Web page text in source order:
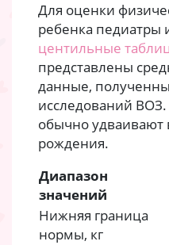
Для оценки
ребенка педиатры
центильные
представлены
данные,
исследований
обычно удваивают
рождения.
Диапазон
значений
Нижняя граница
нормы, кг